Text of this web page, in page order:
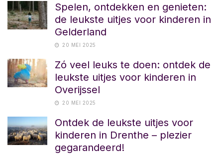
Spelen, ontdekken en genieten:
de leukste uitjes voor kinderen in
Gelderland
20 MEI 2025
Zó veel leuks te doen: ontdek de
leukste uitjes voor kinderen in
Overijssel
20 MEI 2025
Ontdek de leukste uitjes voor
kinderen in Drenthe – plezier
gegarandeerd!